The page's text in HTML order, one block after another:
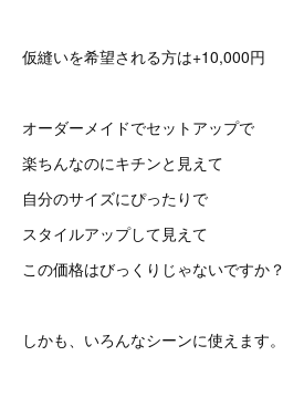
仮縫いを希望される方は+10,000円
オーダーメイドでセットアップで
楽ちんなのにキチンと見えて
自分のサイズにぴったりで
スタイルアップして見えて
この価格はびっくりじゃないですか？
しかも、いろんなシーンに使えます。